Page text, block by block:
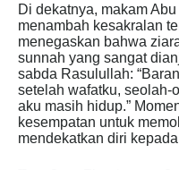
Di dekatnya, makam
menambah kesakralan
menegaskan bahwa
sunnah yang sangat
sabda Rasulullah:
setelah wafatku, seolah-
aku masih hidup.”
kesempatan untuk
mendekatkan diri